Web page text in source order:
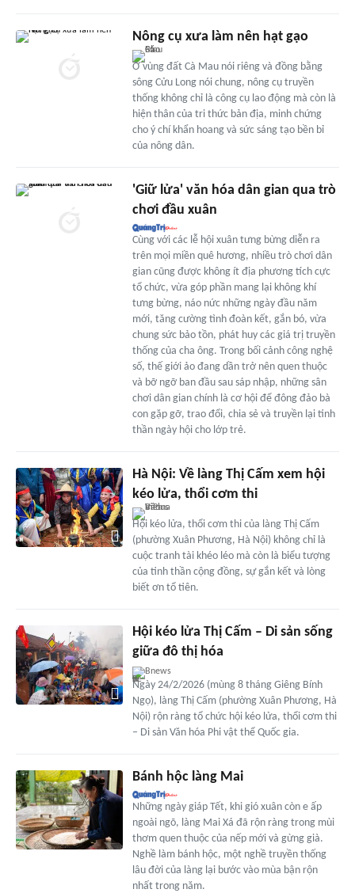
Nông cụ xưa làm nên hạt gạo
Ở vùng đất Cà Mau nói riêng và đồng bằng
sông Cửu Long nói chung, nông cụ truyền
thống không chỉ là công cụ lao động mà còn là
hiện thân của tri thức bản địa, minh chứng
cho ý chí khẩn hoang và sức sáng tạo bền bỉ
của nông dân.
'Giữ lửa' văn hóa dân gian qua trò
chơi đầu xuân
Cùng với các lễ hội xuân tưng bừng diễn ra
trên mọi miền quê hương, nhiều trò chơi dân
gian cũng được không ít địa phương tích cực
tổ chức, vừa góp phần mang lại không khí
tưng bừng, náo nức những ngày đầu năm
mới, tăng cường tình đoàn kết, gắn bó, vừa
chung sức bảo tồn, phát huy các giá trị truyền
thống của cha ông. Trong bối cảnh công nghệ
số, thế giới ảo đang dần trở nên quen thuộc
và bỡ ngỡ ban đầu sau sáp nhập, những sân
chơi dân gian chính là cơ hội để đông đảo bà
con gặp gỡ, trao đổi, chia sẻ và truyền lại tinh
thần ngày hội cho lớp trẻ.
Hà Nội: Về làng Thị Cấm xem hội
kéo lửa, thổi cơm thi
Hội kéo lửa, thổi cơm thi của làng Thị Cấm
(phường Xuân Phương, Hà Nội) không chỉ là
cuộc tranh tài khéo léo mà còn là biểu tượng
của tinh thần cộng đồng, sự gắn kết và lòng
biết ơn tổ tiên.
Hội kéo lửa Thị Cấm – Di sản sống
giữa đô thị hóa
Bnews
Ngày 24/2/2026 (mùng 8 tháng Giêng Bính
Ngọ), làng Thị Cấm (phường Xuân Phương, Hà
Nội) rộn ràng tổ chức hội kéo lửa, thổi cơm thi
– Di sản Văn hóa Phi vật thể Quốc gia.
Bánh hộc làng Mai
Những ngày giáp Tết, khi gió xuân còn e ấp
ngoài ngõ, làng Mai Xá đã rộn ràng trong mùi
thơm quen thuộc của nếp mới và gừng già.
Nghề làm bánh hộc, một nghề truyền thống
lâu đời của làng lại bước vào mùa bận rộn
nhất trong năm.